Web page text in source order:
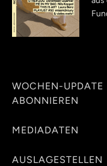
WOCHEN-UPDATE
ABONNIEREN
MEDIADATEN
AUSLAGESTELLEN